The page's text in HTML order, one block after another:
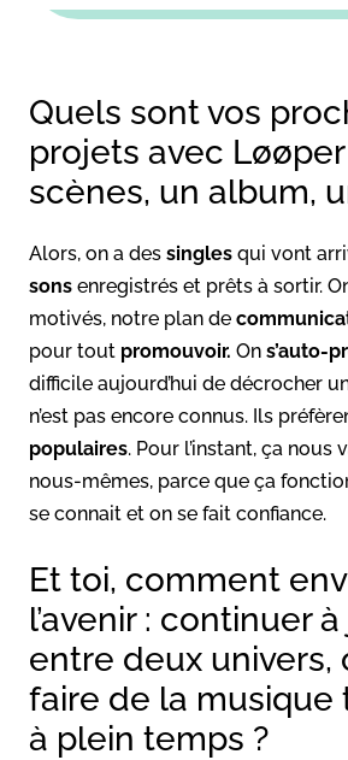
Quels sont vos
projets avec Løøper
scènes, un album,
Alors, on a des singles qui vont
sons enregistrés et prêts à sortir.
motivés, notre plan de
pour tout promouvoir. On s’auto-
difficile aujourd’hui de décrocher
n’est pas encore connus. Ils
populaires. Pour l’instant, ça nous
nous-mêmes, parce que ça
se connait et on se fait confiance.
Et toi, comment
l’avenir : continuer
entre deux univers,
faire de la musique
à plein temps ?